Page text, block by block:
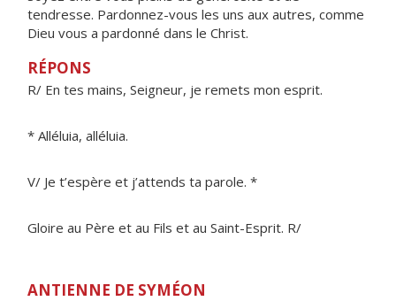
tendresse. Pardonnez-vous les uns aux autres, comme
Dieu vous a pardonné dans le Christ.
RÉPONS
R/ En tes mains, Seigneur, je remets mon esprit.
* Alléluia, alléluia.
V/ Je t’espère et j’attends ta parole. *
Gloire au Père et au Fils et au Saint-Esprit. R/
ANTIENNE DE SYMÉON